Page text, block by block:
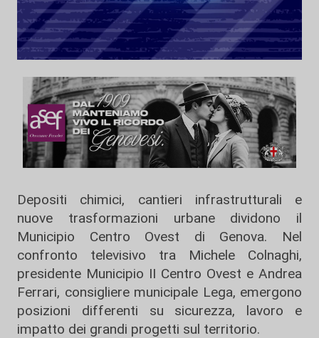
Depositi chimici, cantieri infrastrutturali e
nuove trasformazioni urbane dividono il
Municipio Centro Ovest di Genova. Nel
confronto televisivo tra Michele Colnaghi,
presidente Municipio II Centro Ovest e Andrea
Ferrari, consigliere municipale Lega, emergono
posizioni differenti su sicurezza, lavoro e
impatto dei grandi progetti sul territorio.